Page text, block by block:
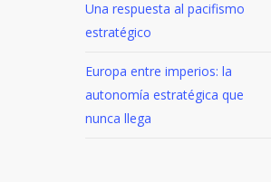
Una respuesta al pacifismo
estratégico
Europa entre imperios: la
autonomía estratégica que
nunca llega